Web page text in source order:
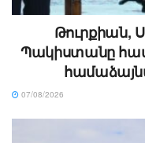
Թուրքիան,
Պակիստանը
07/08/2026